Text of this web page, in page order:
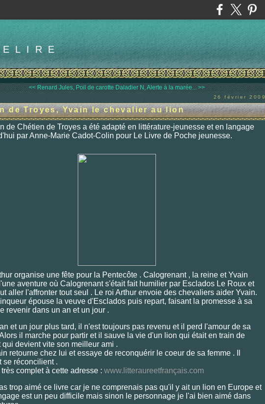
<< Renard Jules, Poil de carotte Daladier N, Alerte à la marée... >>
26 février 2009
de Troyes, Yvain le chevalier au lion
de Chétien de Troyes a été adapté en littérature-jeunesse et en langage
par Anne-Marie Cadot-Colin pour Le Livre de Poche jeunesse.
organise une fête pour la Pentecôte . Calogrenant , la reine et Yvain
aventure où Calogrenant s'était fait humilier par Esclados Le Roux et
aller l'affronter tout seul . Le roi Arthur envoie des chevaliers aider Yvain.
épouse la veuve d'Esclados puis repart, faisant la promesse à sa
revenir dans un an et un jour .
et un jour plus tard, il n'est toujours pas revenu et il perd l'amour de sa
il marche pour partir et il sauve la vie d'un lion qui était en train de
qui devient vite son meilleur ami .
retourne chez lui et essaye de reconquérir le coeur de sa femme . Il
se réconcilient .
complet à cette adresse : www.litteraureetfrançais.com
trop aimé ce livre car je ne comprenais pas qu'il y ait un lion en Europe et
est un peu difficile mais sinon le personnage je l'ai bien aimé dans